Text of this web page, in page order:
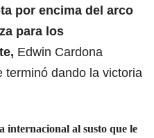
por encima del arco
para los
Edwin Cardona
terminó dando la victoria
internacional al susto que le